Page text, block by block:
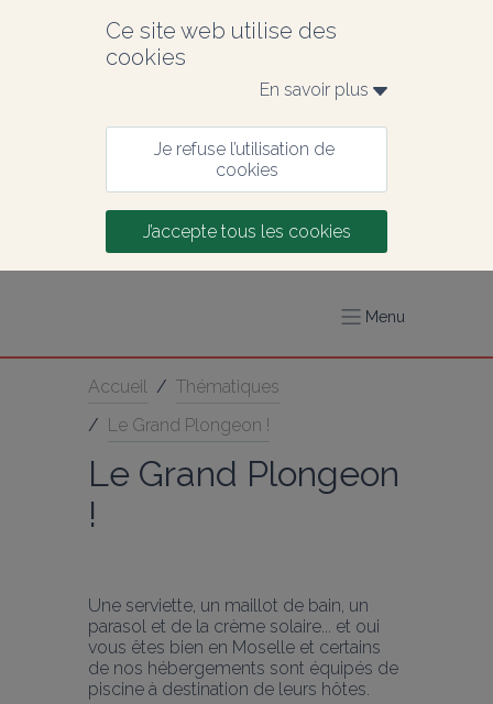
Ce site web utilise des
cookies
En savoir plus
Je refuse l’utilisation de
cookies
J’accepte tous les cookies
Menu
Accueil / Thématiques
/ Le Grand Plongeon !
Le Grand Plongeon
!
Une serviette, un maillot de bain, un
parasol et de la crème solaire... et oui
vous êtes bien en Moselle et certains
de nos hébergements sont équipés de
piscine à destination de leurs hôtes.